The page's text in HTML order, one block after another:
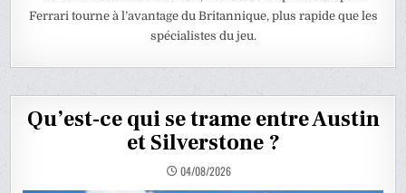
Ferrari tourne à l’avantage du Britannique, plus rapide que les
spécialistes du jeu.
Qu’est-ce qui se trame entre Austin
et Silverstone ?
04/08/2026